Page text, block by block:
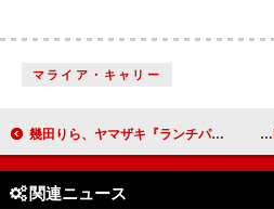
マライア・キャリー
幾田りら、ヤマザキ『ランチパック』TVCMソングを担当
関連ニュース